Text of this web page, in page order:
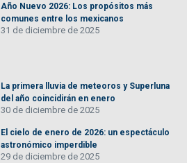
Año Nuevo 2026: Los propósitos más
comunes entre los mexicanos
31 de diciembre de 2025
La primera lluvia de meteoros y Superluna
del año coincidirán en enero
30 de diciembre de 2025
El cielo de enero de 2026: un espectáculo
astronómico imperdible
29 de diciembre de 2025